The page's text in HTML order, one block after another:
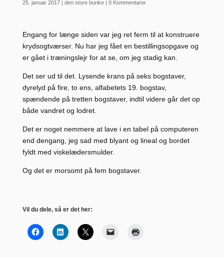
25. januar 2017| den store bunke| 0 Kommentarer
Engang for længe siden var jeg ret ferm til at konstruere
krydsogtværser. Nu har jeg fået en bestillingsopgave og
er gået i træningslejr for at se, om jeg stadig kan.
Det ser ud til det. Lysende krans på seks bogstaver,
dyrelyd på fire, to ens, alfabetets 19. bogstav,
spændende på tretten bogstaver, indtil videre går det op
både vandret og lodret.
Det er noget nemmere at lave i en tabel på computeren
end dengang, jeg sad med blyant og lineal og bordet
fyldt med viskelædersmulder.
Og det er morsomt på fem bogstaver.
Vil du dele, så er det her: